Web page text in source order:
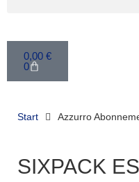
0,00 €
0
Start Azzurro
SIXPACK